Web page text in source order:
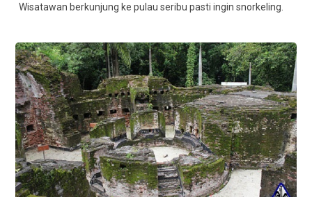
Wisatawan berkunjung ke pulau seribu pasti ingin snorkeling.